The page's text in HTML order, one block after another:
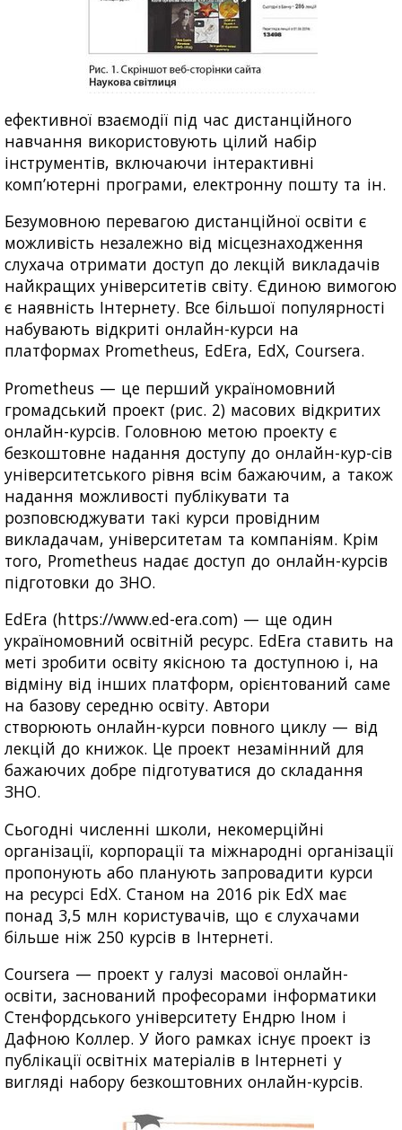
ефективної взаємодії під час дистанційного
навчання використовують цілий набір
інструментів, включаючи інтерактивні
комп’ютерні програми, електронну пошту та ін.
Безумовною перевагою дистанційної освіти є
можливість незалежно від місцезнаходження
слухача отримати доступ до лекцій викладачів
найкращих університетів світу. Єдиною вимогою
є наявність Інтернету. Все більшої популярності
набувають відкриті онлайн-курси на
платформах Prometheus, EdEra, EdX, Coursera.
Prometheus — це перший україномовний
громадський проект (рис. 2) масових відкритих
онлайн-курсів. Головною метою проекту є
безкоштовне надання доступу до онлайн-кур-сів
університетського рівня всім бажаючим, а також
надання можливості публікувати та
розповсюджувати такі курси провідним
викладачам, університетам та компаніям. Крім
того, Prometheus надає доступ до онлайн-курсів
підготовки до ЗНО.
EdEra (https://www.ed-era.com) — ще один
україномовний освітній ресурс. EdEra ставить на
меті зробити освіту якісною та доступною і, на
відміну від інших платформ, орієнтований саме
на базову середню освіту. Автори
створюють онлайн-курси повного циклу — від
лекцій до книжок. Це проект незамінний для
бажаючих добре підготуватися до складання
ЗНО.
Сьогодні численні школи, некомерційні
організації, корпорації та міжнародні організації
пропонують або планують запровадити курси
на ресурсі EdX. Станом на 2016 рік EdX має
понад 3,5 млн користувачів, що є слухачами
більше ніж 250 курсів в Інтернеті.
Coursera — проект у галузі масової онлайн-
освіти, заснований професорами інформатики
Стенфордського університету Ендрю Іном і
Дафною Коллер. У його рамках існує проект із
публікації освітніх матеріалів в Інтернеті у
вигляді набору безкоштовних онлайн-курсів.